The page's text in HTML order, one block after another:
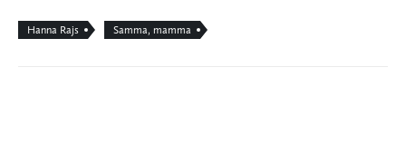
Hanna Rajs Samma, mamma